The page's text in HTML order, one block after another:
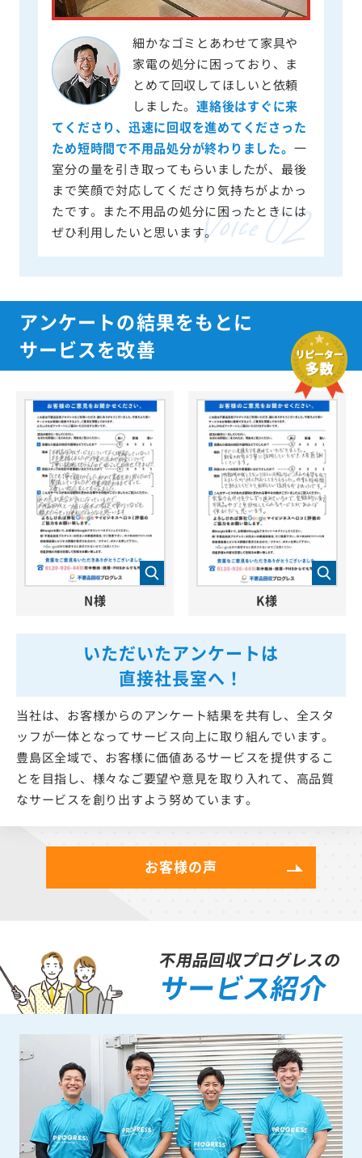
細かなゴミとあわせて家具や
家電の処分に困っており、ま
とめて回収してほしいと依頼
しました。連絡後はすぐに来
てくださり、迅速に回収を進めてくださった
ため短時間で不用品処分が終わりました。 一
室分の量を引き取ってもらいましたが、最後
まで笑顔で対応してくださり気持ちがよかっ
たです。また不用品の処分に困ったときには
ぜひ利用したいと思います。
アンケートの結果をもとに
サービスを改善
いただいたアンケートは
直接社長室へ！
当社は、お客様からのアンケート結果を共有し、全スタ
ッフが一体となってサービス向上に取り組んでいます。
豊島区全域で、お客様に価値あるサービスを提供するこ
とを目指し、様々なご要望や意見を取り入れて、高品質
なサービスを創り出すよう努めています。
N様 K様
お客様の声
不用品回収プログレスの
サービス紹介